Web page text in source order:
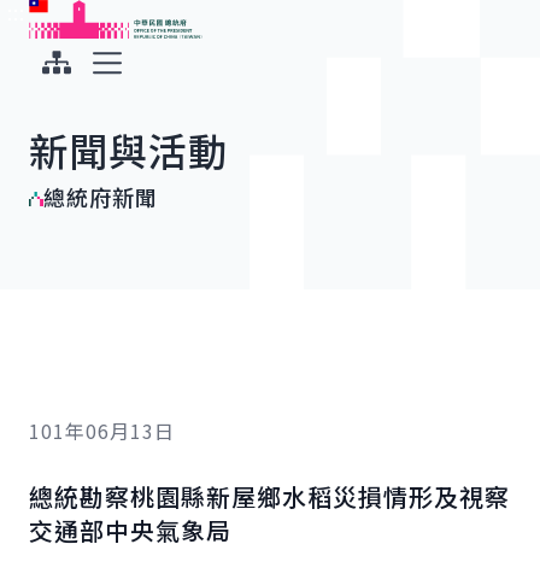
跳到主要內容
中華民國總統府
新聞與活動
總統府新聞
101年06月13日
總統勘察桃園縣新屋鄉水稻災損情形及視察
交通部中央氣象局